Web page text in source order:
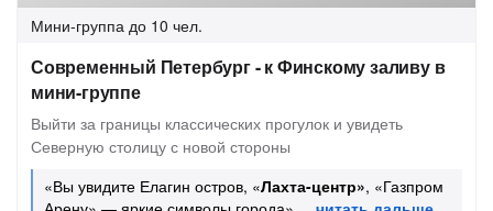
Мини-группа до 10 чел.
Современный Петербург - к Финскому заливу в
мини-группе
Выйти за границы классических прогулок и увидеть
Северную столицу с новой стороны
«Вы увидите Елагин остров, «Лахта-центр», «Газпром